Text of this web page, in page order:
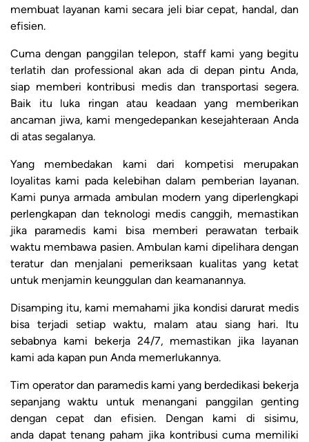
membuat layanan kami secara jeli biar cepat, handal, dan
efisien.
Cuma dengan panggilan telepon, staff kami yang begitu
terlatih dan professional akan ada di depan pintu Anda,
siap memberi kontribusi medis dan transportasi segera.
Baik itu luka ringan atau keadaan yang memberikan
ancaman jiwa, kami mengedepankan kesejahteraan Anda
di atas segalanya.
Yang membedakan kami dari kompetisi merupakan
loyalitas kami pada kelebihan dalam pemberian layanan.
Kami punya armada ambulan modern yang diperlengkapi
perlengkapan dan teknologi medis canggih, memastikan
jika paramedis kami bisa memberi perawatan terbaik
waktu membawa pasien. Ambulan kami dipelihara dengan
teratur dan menjalani pemeriksaan kualitas yang ketat
untuk menjamin keunggulan dan keamanannya.
Disamping itu, kami memahami jika kondisi darurat medis
bisa terjadi setiap waktu, malam atau siang hari. Itu
sebabnya kami bekerja 24/7, memastikan jika layanan
kami ada kapan pun Anda memerlukannya.
Tim operator dan paramedis kami yang berdedikasi bekerja
sepanjang waktu untuk menangani panggilan genting
dengan cepat dan efisien. Dengan kami di sisimu,
anda dapat tenang paham jika kontribusi cuma memiliki